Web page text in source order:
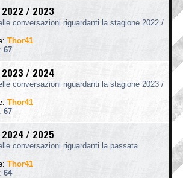
2022 / 2023
conversazioni riguardanti la stagione 2022 /
Thor41
67
2023 / 2024
conversazioni riguardanti la stagione 2023 /
Thor41
67
2024 / 2025
conversazioni riguardanti la passata
Thor41
64